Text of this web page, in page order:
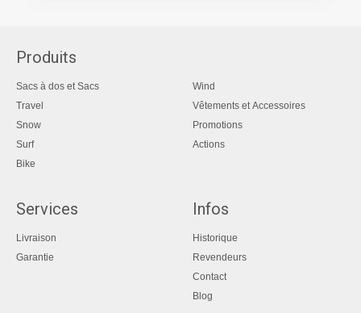
Produits
Sacs à dos et Sacs
Travel
Snow
Surf
Bike
Wind
Vêtements et Accessoires
Promotions
Actions
Services
Livraison
Garantie
Infos
Historique
Revendeurs
Contact
Blog